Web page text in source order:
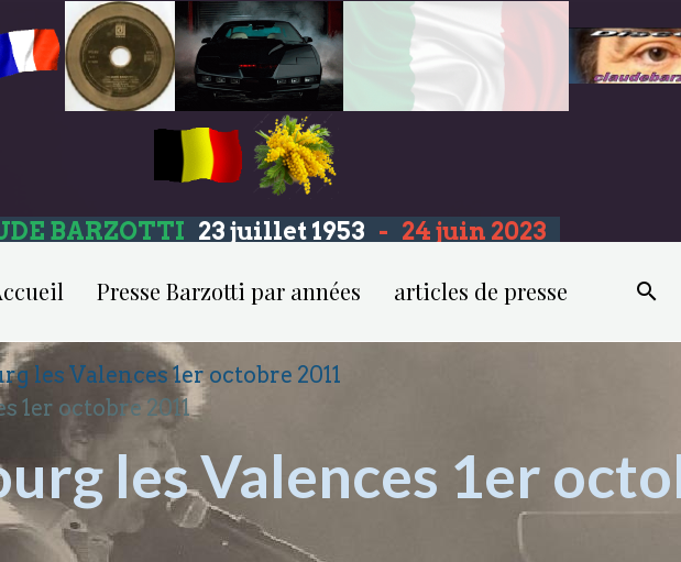
BARZOTTI 23 juillet 1953 - 24 juin 2023
Presse Barzotti par années articles de presse
les Valences 1er octobre 2011
1er octobre 2011
les Valences 1er